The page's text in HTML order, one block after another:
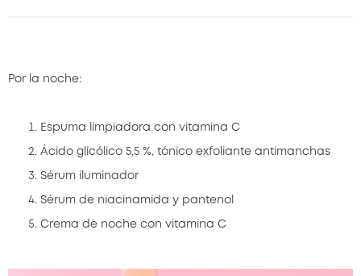
Por la noche:
Espuma limpiadora con vitamina C
Ácido glicólico 5,5 %, tónico exfoliante antimanchas
Sérum iluminador
Sérum de niacinamida y pantenol
Crema de noche con vitamina C